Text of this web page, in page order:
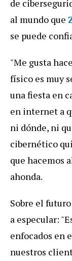
de
al mundo que
se puede
"Me gusta
físico es muy
una fiesta en
en internet a
ni dónde, ni
cibernético
que hacemos
ahonda.
Sobre el
a especular:
enfocados en
nuestros